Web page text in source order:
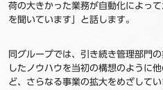
荷の大きかった業務が自動化によっ
を聞いています」と話します。
同グループでは、引き続き管理部門
したノウハウを当初の構想のように
ど、さらなる事業の拡大をめざしてい